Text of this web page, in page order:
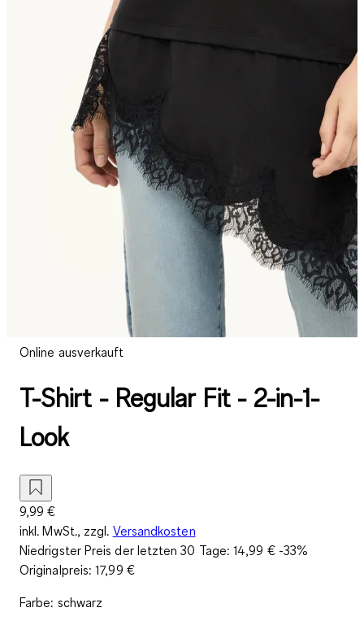
Online ausverkauft
T-Shirt - Regular Fit - 2-in-1-
Look
9,99 €
inkl. MwSt., zzgl. Versandkosten
Niedrigster Preis der letzten 30 Tage:14,99 €-33%
Originalpreis:17,99 €
Farbe: schwarz